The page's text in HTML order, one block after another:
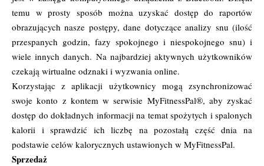
temu w prosty sposób można uzyskać dostęp do raportów
obrazujących nasze postępy, dane dotyczące analizy snu (ilość
przespanych godzin, fazy spokojnego i niespokojnego snu) i
wiele innych danych. Na najbardziej aktywnych użytkowników
czekają wirtualne odznaki i wyzwania online.
Korzystając z aplikacji użytkownicy mogą zsynchronizować
swoje konto z kontem w serwisie MyFitnessPal®, aby zyskać
dostęp do dokładnych informacji na temat spożytych i spalonych
kalorii i sprawdzić ich liczbę na pozostałą część dnia na
podstawie celów kalorycznych ustawionych w MyFitnessPal.
Sprzedaż